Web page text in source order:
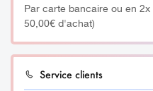
Par carte bancaire ou en
50,00€ d'achat)
Service clients